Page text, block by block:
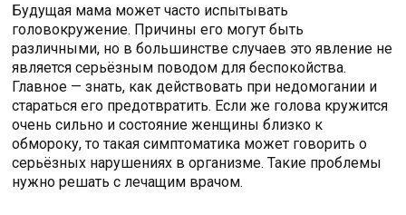
Будущая мама может часто испытывать
головокружение. Причины его могут быть
различными, но в большинстве случаев это явление не
является серьёзным поводом для беспокойства.
Главное — знать, как действовать при недомогании и
стараться его предотвратить. Если же голова кружится
очень сильно и состояние женщины близко к
обмороку, то такая симптоматика может говорить о
серьёзных нарушениях в организме. Такие проблемы
нужно решать с лечащим врачом.